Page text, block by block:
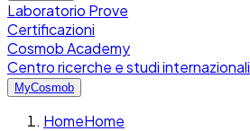
Laboratorio Prove
Certificazioni
Cosmob Academy
Centro ricerche e studi internazionali
MyCosmob
HomeHome